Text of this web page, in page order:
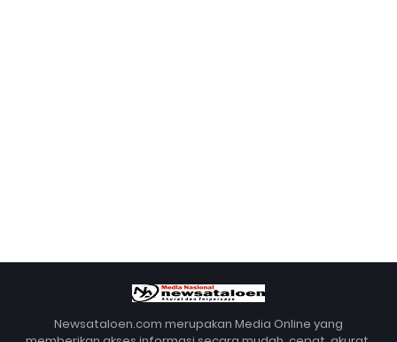
Newsataloen.com merupakan Media Online yang